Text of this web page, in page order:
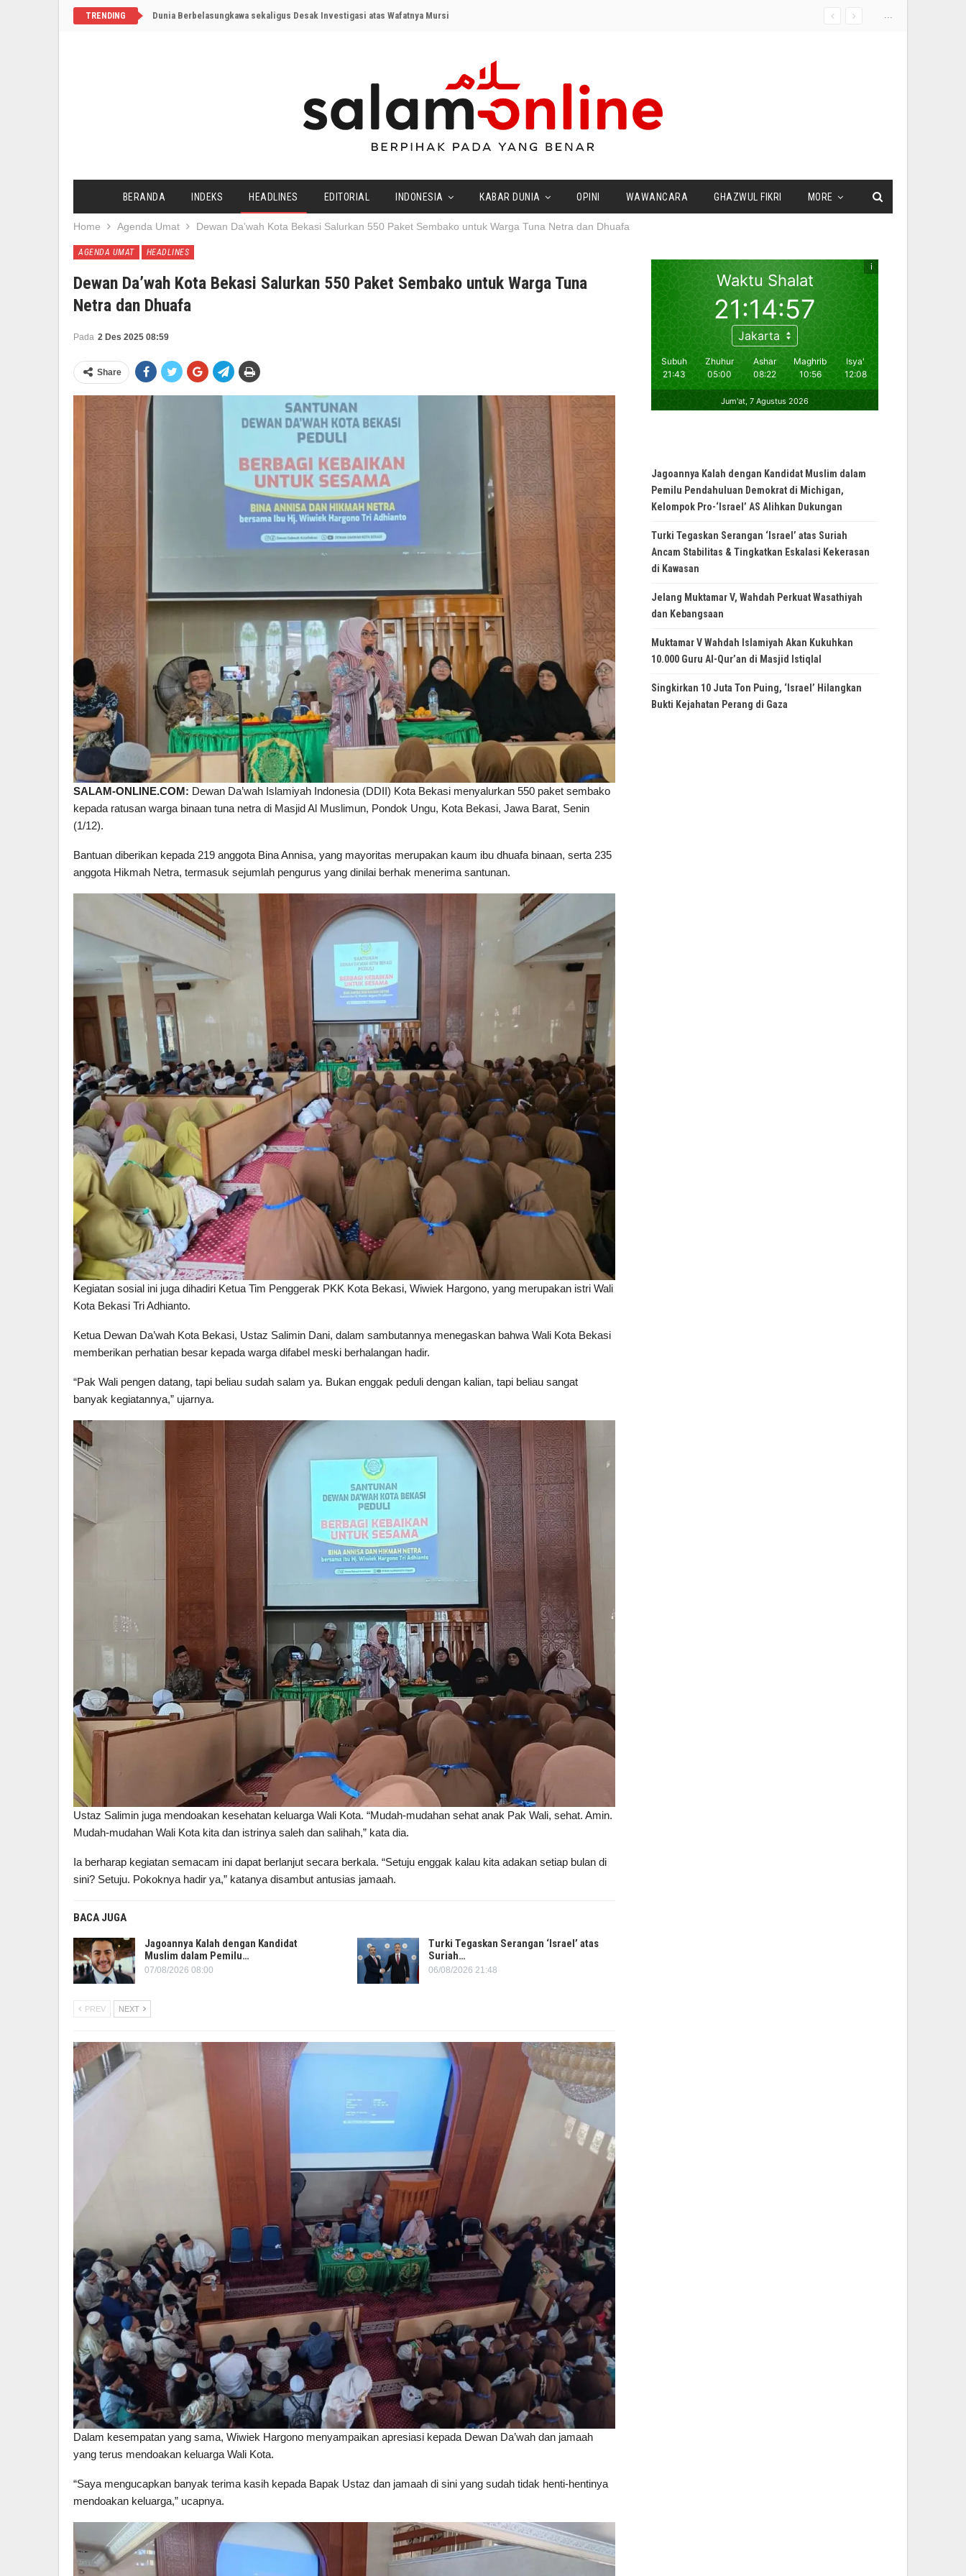
...
TRENDING Dunia Berbelasungkawa sekaligus Desak Investigasi atas Wafatnya Mursi
BERANDA INDEKS HEADLINES EDITORIAL INDONESIA KABAR DUNIA OPINI WAWANCARA GHAZWUL FIKRI MORE
Home Agenda Umat Dewan Da’wah Kota Bekasi Salurkan 550 Paket Sembako untuk Warga Tuna Netra dan Dhuafa
AGENDA UMAT HEADLINES
Dewan Da’wah Kota Bekasi Salurkan 550 Paket Sembako untuk Warga Tuna
Netra dan Dhuafa
Pada 2 Des 2025 08:59
Share
SALAM-ONLINE.COM: Dewan Da’wah Islamiyah Indonesia (DDII) Kota Bekasi menyalurkan 550 paket sembako
kepada ratusan warga binaan tuna netra di Masjid Al Muslimun, Pondok Ungu, Kota Bekasi, Jawa Barat, Senin
(1/12).
Bantuan diberikan kepada 219 anggota Bina Annisa, yang mayoritas merupakan kaum ibu dhuafa binaan, serta 235
anggota Hikmah Netra, termasuk sejumlah pengurus yang dinilai berhak menerima santunan.
Kegiatan sosial ini juga dihadiri Ketua Tim Penggerak PKK Kota Bekasi, Wiwiek Hargono, yang merupakan istri Wali
Kota Bekasi Tri Adhianto.
Ketua Dewan Da’wah Kota Bekasi, Ustaz Salimin Dani, dalam sambutannya menegaskan bahwa Wali Kota Bekasi
memberikan perhatian besar kepada warga difabel meski berhalangan hadir.
“Pak Wali pengen datang, tapi beliau sudah salam ya. Bukan enggak peduli dengan kalian, tapi beliau sangat
banyak kegiatannya,” ujarnya.
Ustaz Salimin juga mendoakan kesehatan keluarga Wali Kota. “Mudah-mudahan sehat anak Pak Wali, sehat. Amin.
Mudah-mudahan Wali Kota kita dan istrinya saleh dan salihah,” kata dia.
Ia berharap kegiatan semacam ini dapat berlanjut secara berkala. “Setuju enggak kalau kita adakan setiap bulan di
sini? Setuju. Pokoknya hadir ya,” katanya disambut antusias jamaah.
BACA JUGA
Jagoannya Kalah dengan Kandidat
Muslim dalam Pemilu…
07/08/2026 08:00
Turki Tegaskan Serangan ‘Israel’ atas
Suriah…
06/08/2026 21:48
PREV NEXT
Dalam kesempatan yang sama, Wiwiek Hargono menyampaikan apresiasi kepada Dewan Da’wah dan jamaah
yang terus mendoakan keluarga Wali Kota.
“Saya mengucapkan banyak terima kasih kepada Bapak Ustaz dan jamaah di sini yang sudah tidak henti-hentinya
mendoakan keluarga,” ucapnya.
Jagoannya Kalah dengan Kandidat Muslim dalam
Pemilu Pendahuluan Demokrat di Michigan,
Kelompok Pro-‘Israel’ AS Alihkan Dukungan
Turki Tegaskan Serangan ‘Israel’ atas Suriah
Ancam Stabilitas & Tingkatkan Eskalasi Kekerasan
di Kawasan
Jelang Muktamar V, Wahdah Perkuat Wasathiyah
dan Kebangsaan
Muktamar V Wahdah Islamiyah Akan Kukuhkan
10.000 Guru Al-Qur’an di Masjid Istiqlal
Singkirkan 10 Juta Ton Puing, ‘Israel’ Hilangkan
Bukti Kejahatan Perang di Gaza